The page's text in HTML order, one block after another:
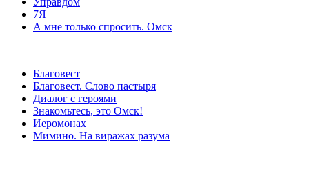
7Я
А мне только спросить. Омск
Благовест
Благовест. Слово пастыря
Диалог с героями
Знакомьтесь, это Омск!
Иеромонах
Мимино. На виражах разума